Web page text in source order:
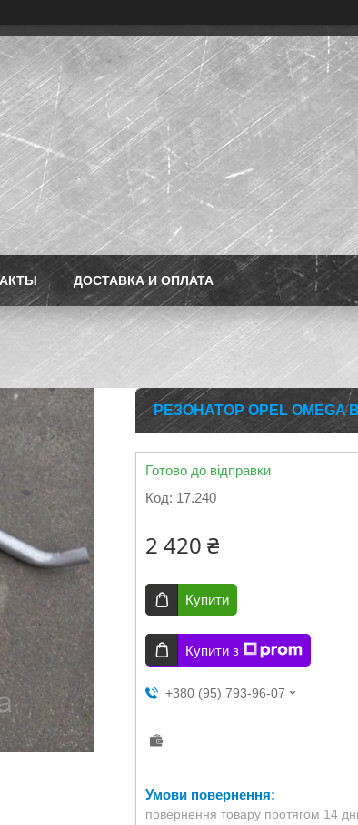
ДОСТАВКА И ОПЛАТА
РЕЗОНАТОР OPEL OMEGA
Готово до відправки
Код: 17.240
2 420 ₴
Купити
Купити з
+380 (95) 793-96-07
повернення товару протягом 14